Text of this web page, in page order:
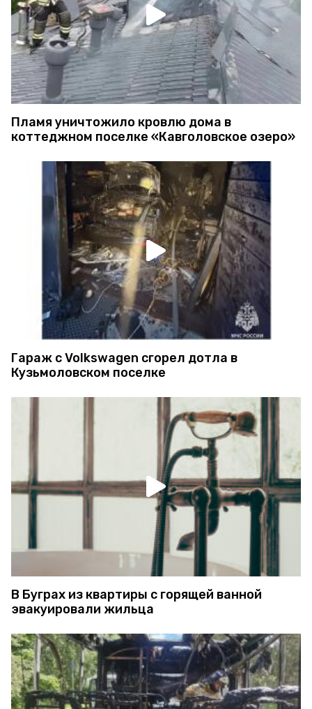
Пламя уничтожило кровлю дома в
коттеджном поселке «Кавголовское озеро»
Гараж с Volkswagen сгорел дотла в
Кузьмоловском поселке
В Буграх из квартиры с горящей ванной
эвакуировали жильца